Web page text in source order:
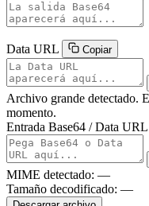
Data URL Copiar
Archivo grande detectado.
momento.
Entrada Base64 / Data URL
MIME detectado: —
Tamaño decodificado: —